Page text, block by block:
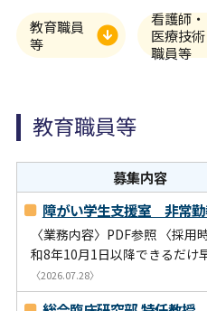
教育職員
等
看護師・
医療技術
職員等
教育職員等
募集内容
障がい学生支援室 非常勤
〈業務内容〉PDF参照 〈採用
和8年10月1日以降できるだけ
〈2026.07.28〉
入院の
医療
教育・研
病院に